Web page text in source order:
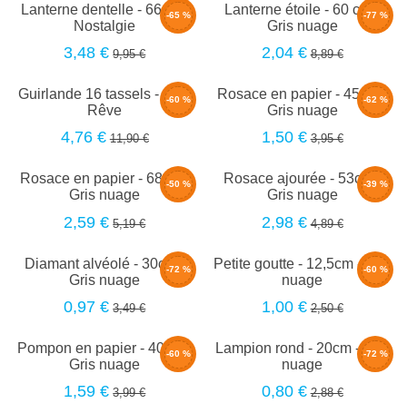
-65 %
Lanterne dentelle - 66cm -
Nostalgie
3,48 € 9,95 €
-77 %
Lanterne étoile - 60 cm -
Gris nuage
2,04 € 8,89 €
-60 %
Guirlande 16 tassels - 4m -
Rêve
4,76 € 11,90 €
-62 %
Rosace en papier - 45cm -
Gris nuage
1,50 € 3,95 €
-50 %
Rosace en papier - 68cm -
Gris nuage
2,59 € 5,19 €
-39 %
Rosace ajourée - 53cm -
Gris nuage
2,98 € 4,89 €
-72 %
Diamant alvéolé - 30cm -
Gris nuage
0,97 € 3,49 €
-60 %
Petite goutte - 12,5cm - Gris
nuage
1,00 € 2,50 €
-60 %
Pompon en papier - 40cm -
Gris nuage
1,59 € 3,99 €
-72 %
Lampion rond - 20cm - Gris
nuage
0,80 € 2,88 €